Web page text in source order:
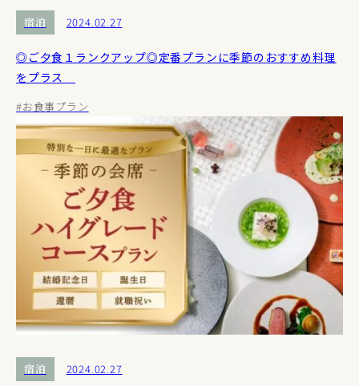
宿泊 2024.02.27
◎ご夕食１ランクアップ◎定番プランに季節のおすすめ料理
をプラス
#お食事プラン
宿泊 2024.02.27